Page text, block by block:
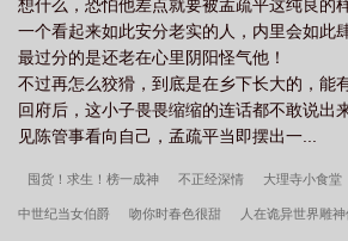
想什么，恐怕他差点就要被孟疏平这纯良的
一个看起来如此安分老实的人，内里会如此
最过分的是还老在心里阴阳怪气他！
不过再怎么狡猾，到底是在乡下长大的，能
回府后，这小子畏畏缩缩的连话都不敢说出
见陈管事看向自己，孟疏平当即摆出一...
囤货！求生！榜一成神 不正经深情 大理寺小食堂
中世纪当女伯爵 吻你时春色很甜 人在诡异世界雕神